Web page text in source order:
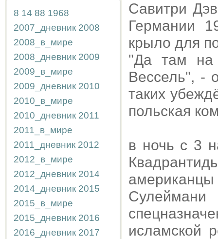
8 14 88 1968
2007_дневник 2008
2008_в_мире
2008_дневник 2009
2009_в_мире
2009_дневник 2010
2010_в_мире
2010_дневник 2011
2011_в_мире
2011_дневник 2012
2012_в_мире
2012_дневник 2014
2014_дневник 2015
2015_в_мире
2015_дневник 2016
2016_дневник 2017
Савитри
Германии
крыло для
"Да там на
Вессель", -
таких
польская
в ночь с 3
исламской